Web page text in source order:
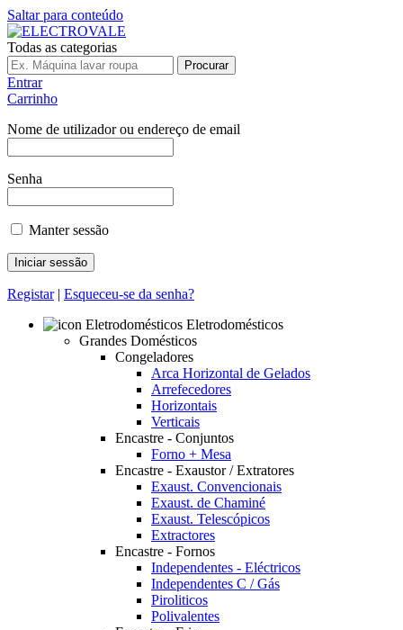
Saltar para conteúdo
Todas as categorias
Procurar
Entrar
Carrinho
Nome de utilizador ou endereço de email
Senha
Manter sessão
Registar| Esqueceu-se da senha?
Eletrodomésticos
Grandes Domésticos
Congeladores
Arca Horizontal de Gelados
Arrefecedores
Horizontais
Verticais
Encastre - Conjuntos
Forno + Mesa
Encastre - Exaustor / Extratores
Exaust. Convencionais
Exaust. de Chaminé
Exaust. Telescópicos
Extractores
Encastre - Fornos
Independentes - Eléctricos
Independentes C / Gás
Piroliticos
Polivalentes